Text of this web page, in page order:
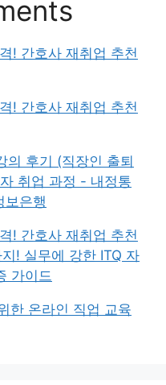
! 간호사 재취업 추천
! 간호사 재취업 추천
의 후기 (직장인 출퇴
취업 과정 - 내정통
보은행
! 간호사 재취업 추천
! 실무에 강한 ITQ 자
가이드
한 온라인 직업 교육